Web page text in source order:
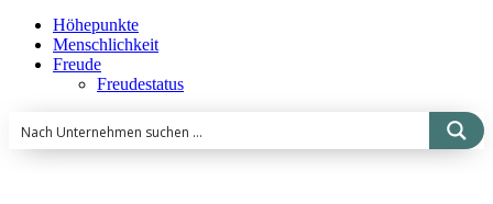
Höhepunkte
Menschlichkeit
Freude
Freudestatus